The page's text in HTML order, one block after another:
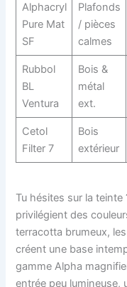
Alphacryl
Pure Mat
SF
Plafonds
/ pièces
calmes
Rubbol
BL
Ventura
Bois &
métal
ext.
Cetol
Filter 7
Bois
extérieur
Tu hésites sur la
privilégient des
terracotta brumeux,
créent une base
gamme Alpha
entrée peu lumineuse,